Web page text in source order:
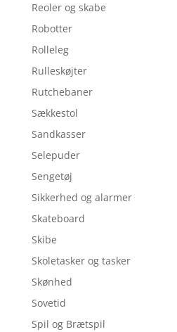
Reoler og skabe
Robotter
Rolleleg
Rulleskøjter
Rutchebaner
Sækkestol
Sandkasser
Selepuder
Sengetøj
Sikkerhed og alarmer
Skateboard
Skibe
Skoletasker og tasker
Skønhed
Sovetid
Spil og Brætspil